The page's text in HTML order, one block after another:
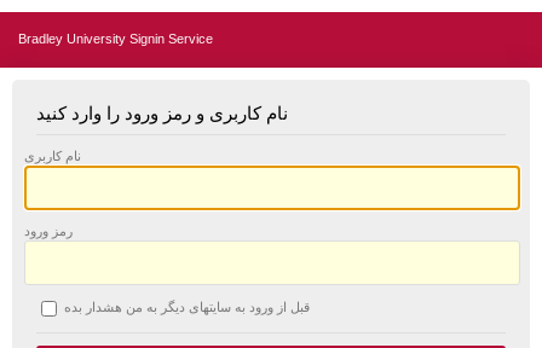
Bradley University Signin Service
نام کاربری و رمز ورود را وارد کنید
نام کاربری
رمز ورود
قبل از ورود به سایتهای دیگر به من هشدار بده